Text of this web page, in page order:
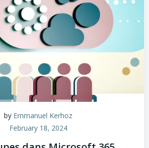
by Emmanuel Kerhoz
February 18, 2024